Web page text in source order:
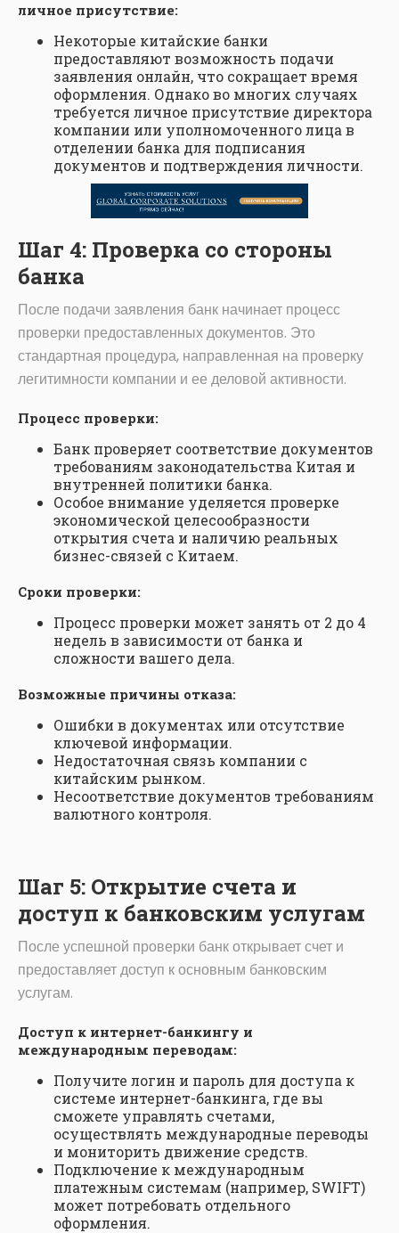
личное присутствие:
Некоторые китайские банки
предоставляют возможность подачи
заявления онлайн, что сокращает время
оформления. Однако во многих случаях
требуется личное присутствие директора
компании или уполномоченного лица в
отделении банка для подписания
документов и подтверждения личности.
Шаг 4: Проверка со стороны
банка
После подачи заявления банк начинает процесс
проверки предоставленных документов. Это
стандартная процедура, направленная на проверку
легитимности компании и ее деловой активности.
Процесс проверки:
Банк проверяет соответствие документов
требованиям законодательства Китая и
внутренней политики банка.
Особое внимание уделяется проверке
экономической целесообразности
открытия счета и наличию реальных
бизнес-связей с Китаем.
Сроки проверки:
Процесс проверки может занять от 2 до 4
недель в зависимости от банка и
сложности вашего дела.
Возможные причины отказа:
Ошибки в документах или отсутствие
ключевой информации.
Недостаточная связь компании с
китайским рынком.
Несоответствие документов требованиям
валютного контроля.
Шаг 5: Открытие счета и
доступ к банковским услугам
После успешной проверки банк открывает счет и
предоставляет доступ к основным банковским
услугам.
Доступ к интернет-банкингу и
международным переводам:
Получите логин и пароль для доступа к
системе интернет-банкинга, где вы
сможете управлять счетами,
осуществлять международные переводы
и мониторить движение средств.
Подключение к международным
платежным системам (например, SWIFT)
может потребовать отдельного
оформления.